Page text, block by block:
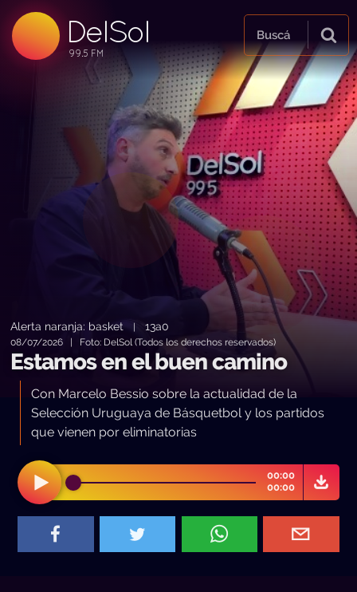
DelSol
99.5 FM
99.5 FM
99.5 FM
Buscá
Alerta naranja: basket|13a0
08/07/2026 | Foto: DelSol (Todos los derechos reservados)
Estamos en el buen camino
Con Marcelo Bessio sobre la actualidad de la
Selección Uruguaya de Básquetbol y los partidos
que vienen por eliminatorias
00:00
00:00